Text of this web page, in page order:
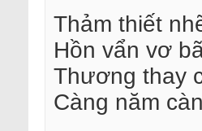
Thảm thiết
Hồn vẩn vơ
Thương thay
Càng năm